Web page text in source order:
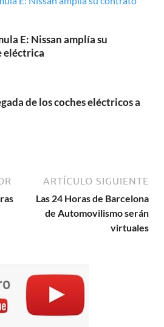
E: Nissan amplía su
eléctrica
de los coches eléctricos a
ARTÍCULO SIGUIENTE
Las 24 Horas de Barcelona
de Automovilismo serán
virtuales